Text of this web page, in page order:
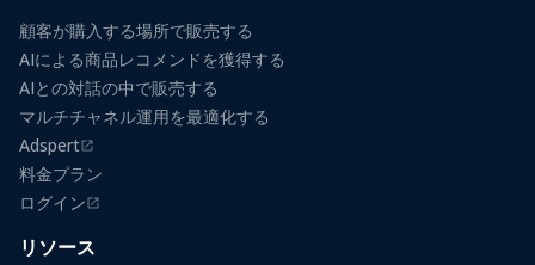
顧客が購入する場所で販売する
AIによる商品レコメンドを獲得する
AIとの対話の中で販売する
マルチチャネル運用を最適化する
Adspert
（新しいタブで開きます）
料金プラン
ログイン
（新しいタブで開きます）
リソース